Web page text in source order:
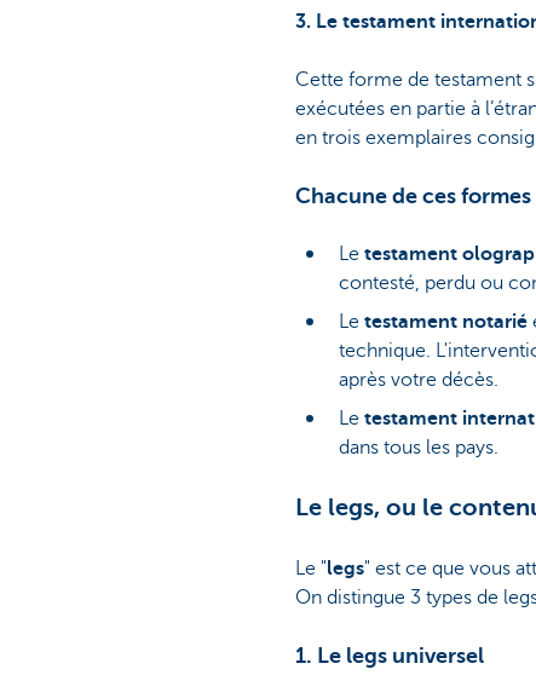
3. Le testament
Cette forme de testament
exécutées en partie à
en trois exemplaires
Chacune de ces
Le testament
contesté, perdu ou
Le testament notarié
technique.
après votre décès.
Le testament
dans tous les pays.
Le legs, ou le
Le "legs" est ce que vous
On distingue 3 types de
1. Le legs universel